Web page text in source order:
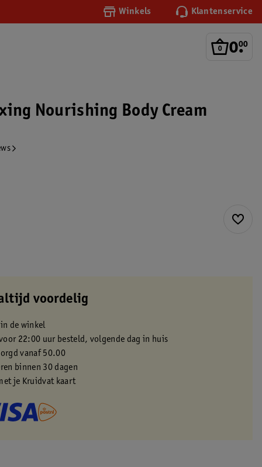
Winkels Klantenservice
0.
00
Nourishing Body Cream
voordelig
de winkel
22:00 uur besteld, volgende dag in huis
vanaf 50.00
binnen 30 dagen
je Kruidvat kaart